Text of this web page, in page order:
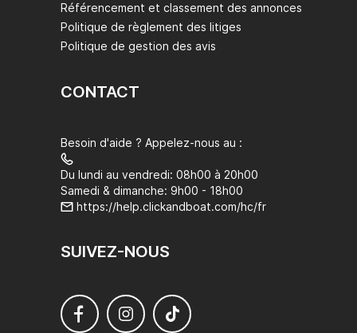
Référencement et classement des annonces
Politique de règlement des litiges
Politique de gestion des avis
CONTACT
Besoin d'aide ? Appelez-nous au :
Du lundi au vendredi: 08h00 à 20h00
Samedi & dimanche: 9h00 - 18h00
https://help.clickandboat.com/hc/fr
SUIVEZ-NOUS